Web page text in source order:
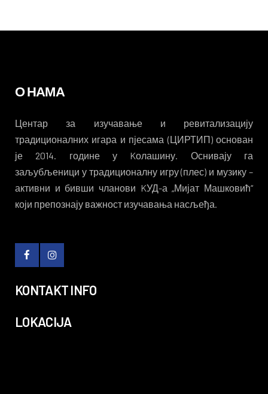
О НАМА
Центар за изучавање и ревитализацију
традиционалних игара и пјесама (ЦИРТИП) основан
је 2014. године у Kолашину. Оснивају га
заљубљеници у традиционалну игру (плес) и музику –
активни и бивши чланови KУД-а „Мијат Машковић“
који препознају важност изучавања насљеђа.
KONTAKT INFO
LOKACIJA